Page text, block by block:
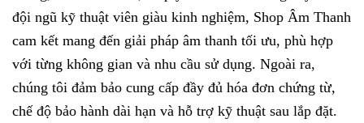
đội ngũ kỹ thuật viên giàu kinh nghiệm, Shop Âm Thanh
cam kết mang đến giải pháp âm thanh tối ưu, phù hợp
với từng không gian và nhu cầu sử dụng. Ngoài ra,
chúng tôi đảm bảo cung cấp đầy đủ hóa đơn chứng từ,
chế độ bảo hành dài hạn và hỗ trợ kỹ thuật sau lắp đặt.